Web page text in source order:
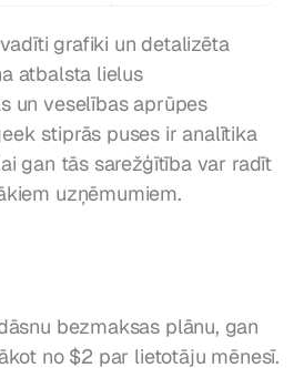
grafiki un detalizēta
atbalsta lielus
un veselības aprūpes
stiprās puses ir analītika
gan tās sarežģītība var radīt
uzņēmumiem.
bezmaksas plānu, gan
no $2 par lietotāju mēnesī.